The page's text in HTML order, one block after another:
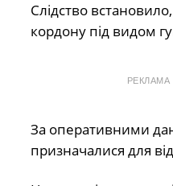
Слідство
кордону під видом
РЕКЛАМА
За оперативними
призначалися для